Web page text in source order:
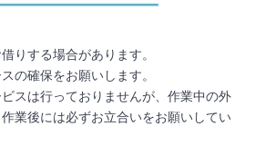
りする場合があります。
の確保をお願いします。
スは行っておりませんが、作業中の外
業後には必ずお立合いをお願いしてい